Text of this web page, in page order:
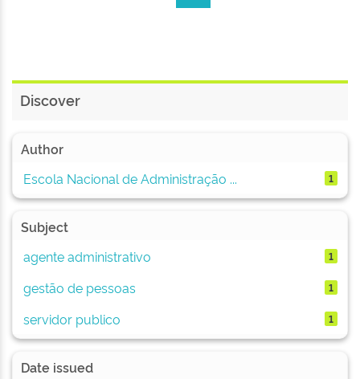
Discover
Author
Escola Nacional de Administração ...
1
Subject
agente administrativo
1
gestão de pessoas 1
servidor publico 1
Date issued